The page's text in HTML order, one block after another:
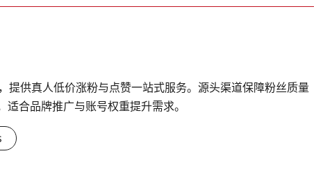
提供真人低价涨粉与点赞一站式服务。源头渠道保障粉丝质量
合品牌推广与账号权重提升需求。